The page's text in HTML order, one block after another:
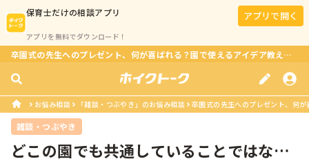
保育士だけの相談アプリ
アプリを無料でダウンロード！
アプリで開く
卒園式の先生へのプレゼント、何が喜ばれる？園で使えるアイデア教えて！
お悩み相談 「雑談・つぶやき」のお悩み相談 卒園式の先生へのプレゼント、何
雑談・つぶやき
どこの園でも共通していることではない